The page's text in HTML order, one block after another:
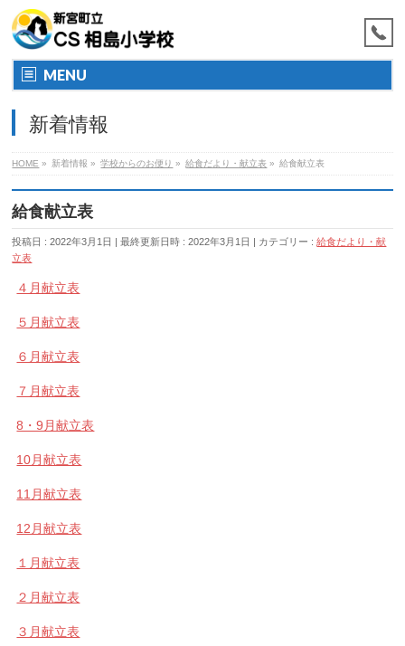
MENU
新着情報
HOME » 新着情報 » 学校からのお便り » 給食だより・献立表 » 給食献立表
給食献立表
投稿日 : 2022年3月1日 最終更新日時 : 2022年3月1日 カテゴリー :給食だより・献
立表
４月献立表
５月献立表
６月献立表
７月献立表
8・9月献立表
10月献立表
11月献立表
12月献立表
１月献立表
２月献立表
３月献立表